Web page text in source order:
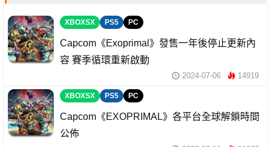
XBOXSX PS5 PC
Capcom《Exoprimal》發售一年後停止更新內
容 賽季循環重新啟動
2024-07-06 14919
XBOXSX PS5 PC
Capcom《EXOPRIMAL》各平台全球解鎖時間
公佈